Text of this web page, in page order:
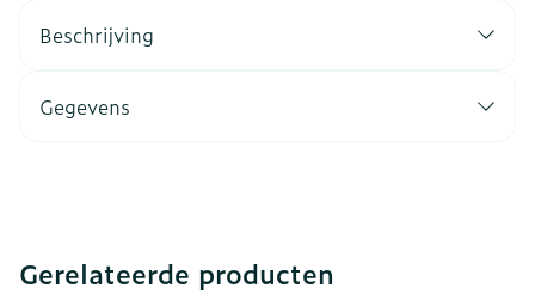
Beschrijving
Gegevens
Gerelateerde producten